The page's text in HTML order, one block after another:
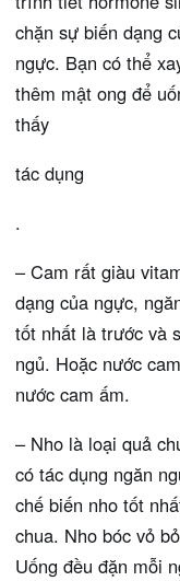
chặn sự biến dạng
ngực. Bạn có thể
thêm mật ong để
thấy
tác dụng
.
– Cam rất giàu
dạng của ngực,
tốt nhất là trước và
ngủ. Hoặc nước
nước cam ấm.
– Nho là loại quả
có tác dụng ngăn
chế biến nho tốt
chua. Nho bóc vỏ
Uống đều đặn mỗi